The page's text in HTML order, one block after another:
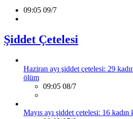
09:05 09/7
Şiddet Çetelesi
Haziran ayı şiddet çetelesi: 29
ölüm
09:05 08/7
Mayıs ayı şiddet çetelesi: 16